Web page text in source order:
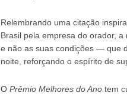
Relembrando uma citação
Brasil pela empresa do orador,
e não as suas condições — que
noite, reforçando o espírito de
O Prêmio Melhores do Anotem